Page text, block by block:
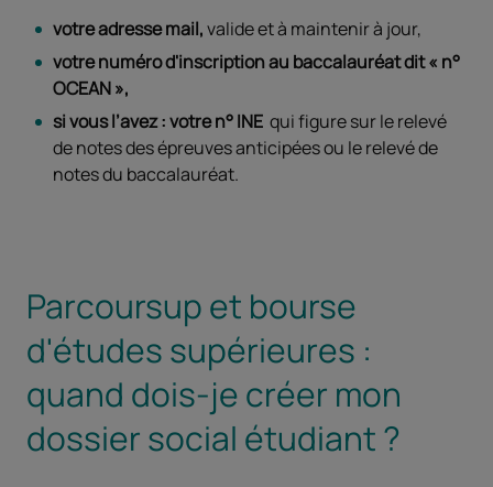
votre adresse mail,valide et à maintenir à jour,
votre numéro d'inscription au baccalauréat dit « n°
OCEAN »,
si vous l’avez : votre n° INE qui figure sur le relevé
de notes des épreuves anticipées ou le relevé de
notes du baccalauréat.
Parcoursup et bourse
d'études supérieures :
quand dois-je créer mon
dossier social étudiant ?